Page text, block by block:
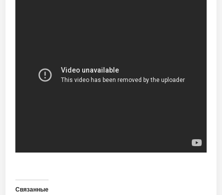
Связанные